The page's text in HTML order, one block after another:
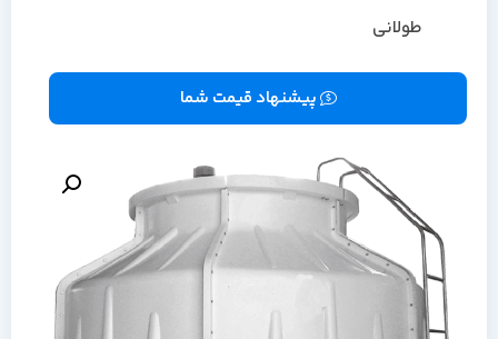
طولانی
پیشنهاد قیمت شما